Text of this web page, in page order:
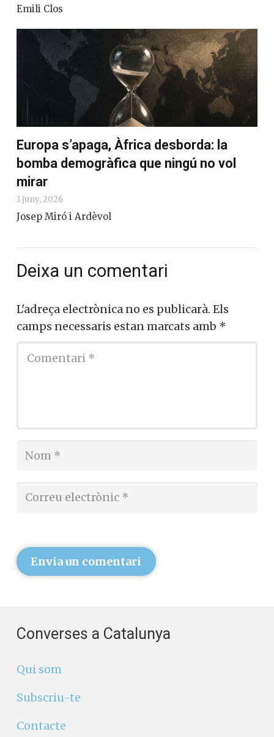
Emili Clos
Europa s’apaga, Àfrica desborda: la
bomba demogràfica que ningú no vol
mirar
1 juny, 2026
Josep Miró i Ardèvol
Deixa un comentari
L'adreça electrònica no es publicarà. Els
camps necessaris estan marcats amb *
Envia un comentari
Converses a Catalunya
Qui som
Subscriu-te
Contacte